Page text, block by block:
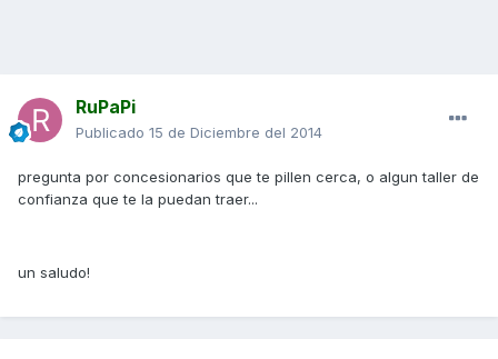
RuPaPi
Publicado 15 de Diciembre del 2014
pregunta por concesionarios que te pillen cerca, o algun taller de
confianza que te la puedan traer...
un saludo!